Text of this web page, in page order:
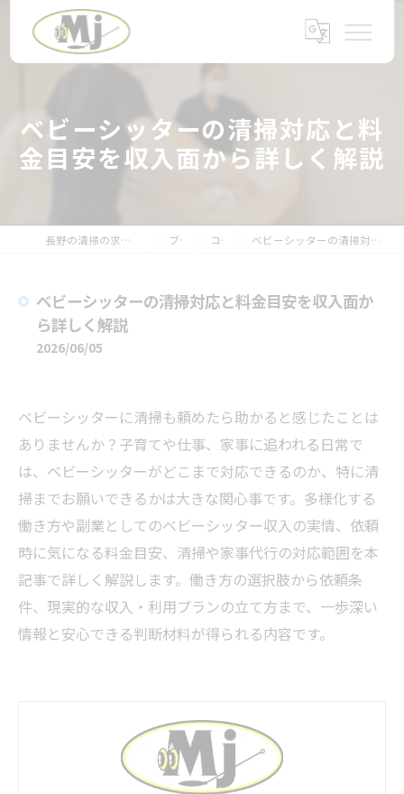
ベビーシッターの清掃対応と料
金目安を収入面から詳しく解説
長野の清掃の求人なら株式会社エム・ジェイ ブログ コラム ベビーシッターの清掃対応と料金目安を収入面から詳しく解説
ベビーシッターの清掃対応と料金目安を収入面か
ら詳しく解説
2026/06/05
ベビーシッターに清掃も頼めたら助かると感じたことは
ありませんか？子育てや仕事、家事に追われる日常で
は、ベビーシッターがどこまで対応できるのか、特に清
掃までお願いできるかは大きな関心事です。多様化する
働き方や副業としてのベビーシッター収入の実情、依頼
時に気になる料金目安、清掃や家事代行の対応範囲を本
記事で詳しく解説します。働き方の選択肢から依頼条
件、現実的な収入・利用プランの立て方まで、一歩深い
情報と安心できる判断材料が得られる内容です。